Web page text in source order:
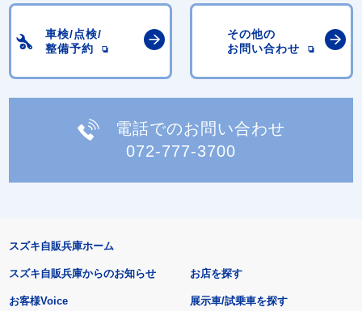
車検/点検/
整備予約
その他の
お問い合わせ
電話でのお問い合わせ
072-777-3700
スズキ自販兵庫ホーム
スズキ自販兵庫からのお知らせ
お客様Voice
お店を探す
展示車/試乗車を探す